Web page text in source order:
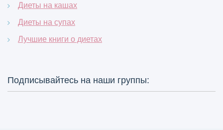
Диеты на кашах
Диеты на супах
Лучшие книги о диетах
Подписывайтесь на наши группы: